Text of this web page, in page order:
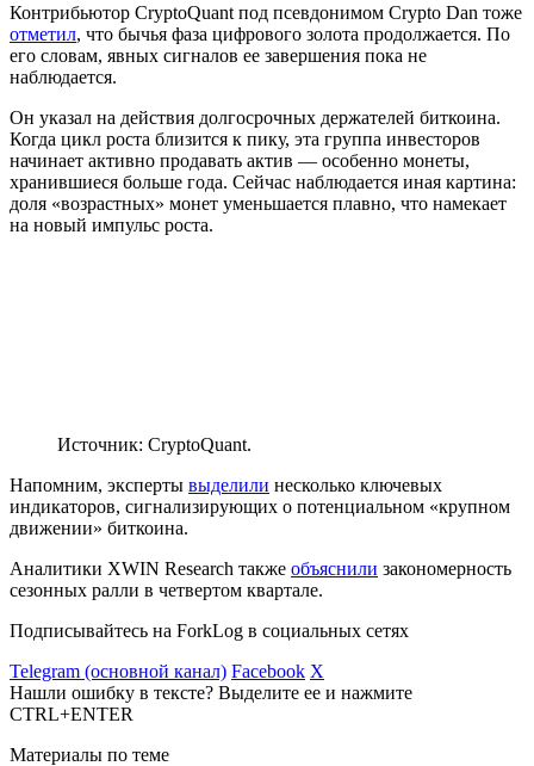
Контрибьютор CryptoQuant под псевдонимом Crypto Dan тоже
отметил, что бычья фаза цифрового золота продолжается. По
его словам, явных сигналов ее завершения пока не
наблюдается.
Он указал на действия долгосрочных держателей биткоина.
Когда цикл роста близится к пику, эта группа инвесторов
начинает активно продавать актив — особенно монеты,
хранившиеся больше года. Сейчас наблюдается иная картина:
доля «возрастных» монет уменьшается плавно, что намекает
на новый импульс роста.
Источник: CryptoQuant.
Напомним, эксперты выделили несколько ключевых
индикаторов, сигнализирующих о потенциальном «крупном
движении» биткоина.
Аналитики XWIN Research также объяснили закономерность
сезонных ралли в четвертом квартале.
Подписывайтесь на ForkLog в социальных сетях
Telegram (основной канал) Facebook X
Нашли ошибку в тексте? Выделите ее и нажмите
CTRL+ENTER
Материалы по теме